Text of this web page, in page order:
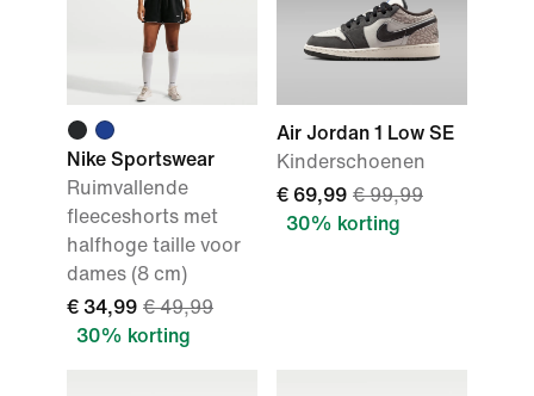
Nike Sportswear
Ruimvallende
fleeceshorts met
halfhoge taille voor
dames (8 cm)
€ 34,99 € 49,99
30% korting
Air Jordan 1 Low SE
Kinderschoenen
€ 69,99 € 99,99
30% korting